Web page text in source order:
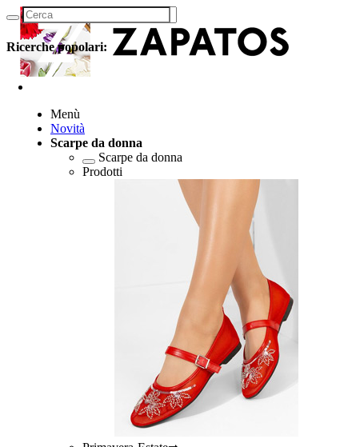
Ricerche popolari:
Menù
Novità
Scarpe da donna
Scarpe da donna
Prodotti